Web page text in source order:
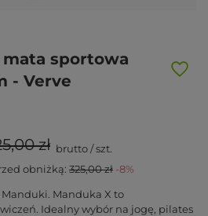
sportowa
- Verve
zł brutto/szt.
obniżką: 325,00 zł -8%
Manduka X to
Idealny wybór na jogę, pilates